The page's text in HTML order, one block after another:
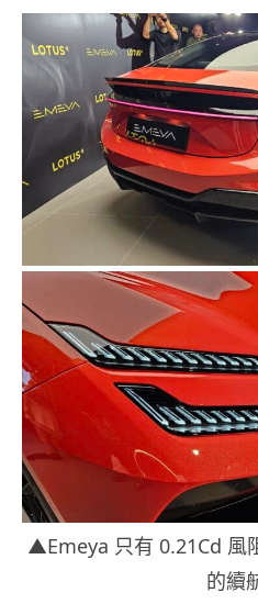
▲Emeya 只有 0.21Cd 風
的續